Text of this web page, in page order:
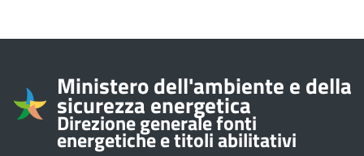
Informazioni su
Ministero dell'ambiente e della
sicurezza energetica
Direzione generale fonti
energetiche e titoli abilitativi